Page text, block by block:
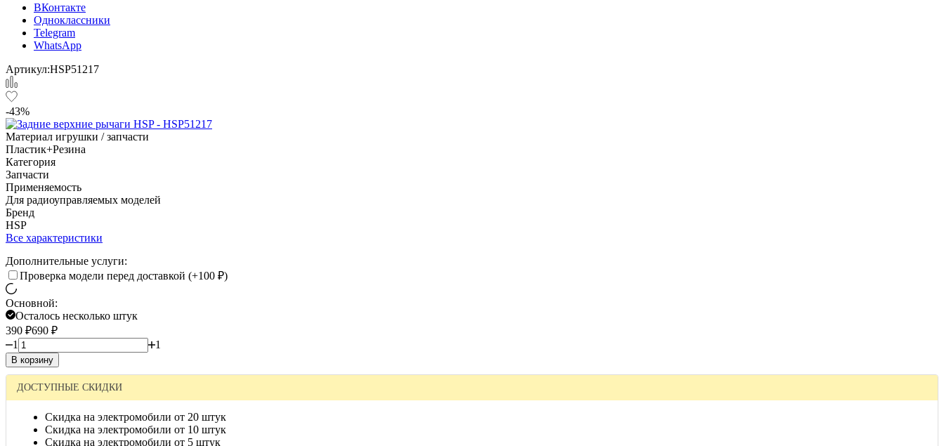
ВКонтакте
Одноклассники
Telegram
WhatsApp
Артикул:HSP51217
-43%
Материал игрушки / запчасти
Пластик+Резина
Категория
Запчасти
Применяемость
Для радиоуправляемых моделей
Бренд
HSP
Все характеристики
Дополнительные услуги:
Проверка модели перед доставкой (+100 ₽)
Основной:
Осталось несколько штук
390 ₽690 ₽
1
1
В корзину
ДОСТУПНЫЕ СКИДКИ
Скидка на электромобили от 20 штук
Скидка на электромобили от 10 штук
Скидка на электромобили от 5 штук